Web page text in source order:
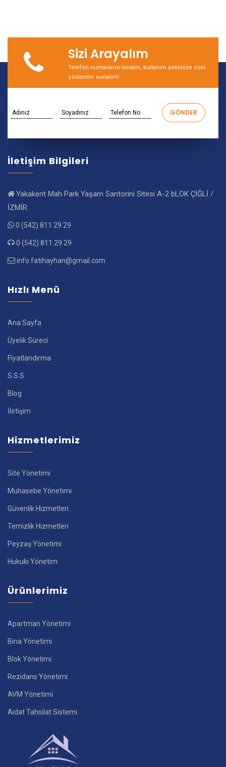
Sizi Arayalım
Telefon numaranızı bırakın, kullanım şeklinize özel
çözümler sunalım!
İletişim Bilgileri
Yakakent Mah Park Yaşam Santorini Sitesi A-2 bLOK ÇİĞLİ /
İZMİR
0 (542) 811 29 29
0 (542) 811 29 29
info.fatihayhan@gmail.com
Hızlı Menü
Ana Sayfa
Üyelik Süreci
Fiyatlandırma
S.S.S
Blog
İletişim
Hizmetlerimiz
Site Yönetimi
Muhasebe Yönetimi
Güvenlik Hizmetleri
Temizlik Hizmetleri
Peyzaş Yönetimi
Hukuki Yönetim
Ürünlerimiz
Apartman Yönetimi
Bina Yönetimi
Blok Yönetimi
Rezidans Yönetimi
AVM Yönetimi
Aidat Tahsilat Sistemi